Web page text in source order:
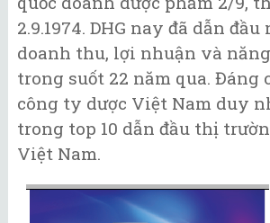
2.9.1974. DHG nay đã dẫn
doanh thu, lợi nhuận và
trong suốt 22 năm qua. Đáng
công ty dược Việt Nam duy
trong top 10 dẫn đầu thị
Việt Nam.